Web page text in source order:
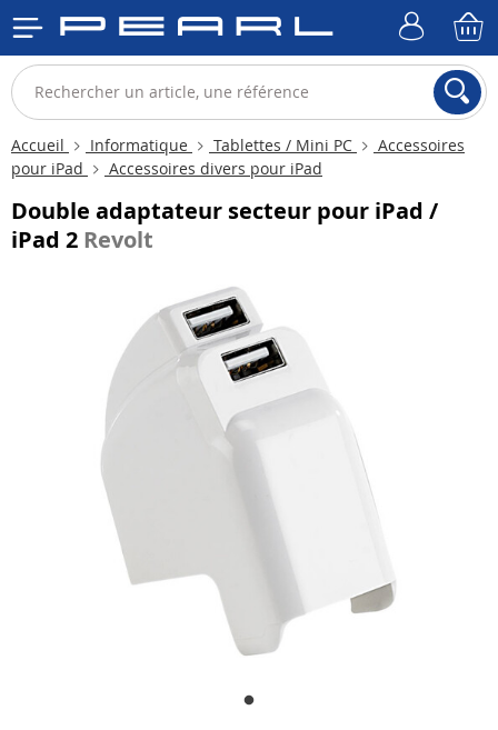
Accueil Informatique Tablettes / Mini PC
Accessoires
pour iPad
Accessoires divers pour iPad
Double adaptateur secteur pour iPad /
iPad 2 Revolt